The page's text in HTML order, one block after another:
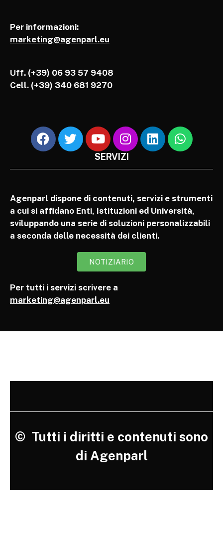
Per informazioni:
marketing@agenparl.eu
Uff. (+39) 06 93 57 9408
Cell. (+39) 340 681 9270
SERVIZI
Agenparl dispone di contenuti, servizi e strumenti
a cui si affidano Enti, Istituzioni ed Università,
sviluppando una serie di soluzioni personalizzabili
a seconda delle necessità dei clienti.
NOTIZIARIO
Per tutti i servizi scrivere a
marketing@agenparl.eu
© Tutti i diritti e contenuti sono
di Agenparl